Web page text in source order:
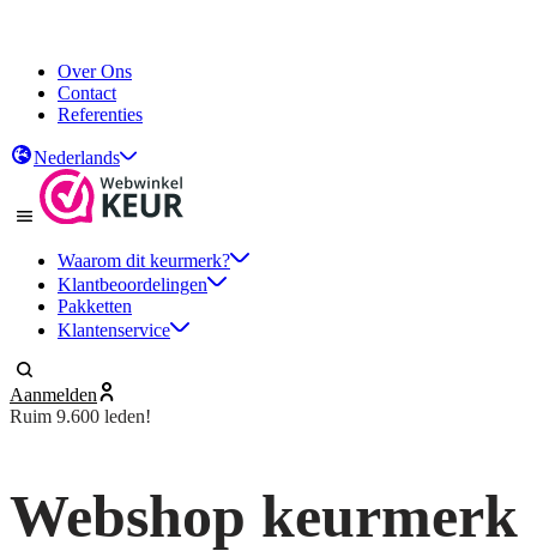
Over Ons
Contact
Referenties
Nederlands
Waarom dit keurmerk?
Klantbeoordelingen
Pakketten
Klantenservice
Aanmelden
Ruim 9.600 leden!
Webshop keurmerk